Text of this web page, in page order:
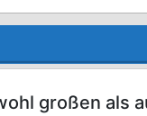
großen als